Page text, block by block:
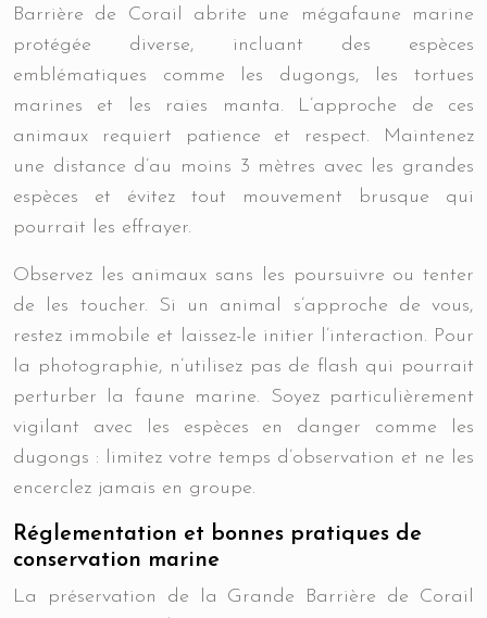
Barrière de Corail abrite une mégafaune marine
protégée diverse, incluant des espèces
emblématiques comme les dugongs, les tortues
marines et les raies manta. L’approche de ces
animaux requiert patience et respect. Maintenez
une distance d’au moins 3 mètres avec les grandes
espèces et évitez tout mouvement brusque qui
pourrait les effrayer.
Observez les animaux sans les poursuivre ou tenter
de les toucher. Si un animal s’approche de vous,
restez immobile et laissez-le initier l’interaction. Pour
la photographie, n’utilisez pas de flash qui pourrait
perturber la faune marine. Soyez particulièrement
vigilant avec les espèces en danger comme les
dugongs : limitez votre temps d’observation et ne les
encerclez jamais en groupe.
Réglementation et bonnes pratiques de
conservation marine
La préservation de la Grande Barrière de Corail